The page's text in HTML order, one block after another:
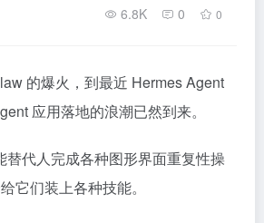
6.8K 0 0
的爆火，到最近 Hermes Agent
应用落地的浪潮已然到来。
替代人完成各种图形界面重复性操
它们装上各种技能。